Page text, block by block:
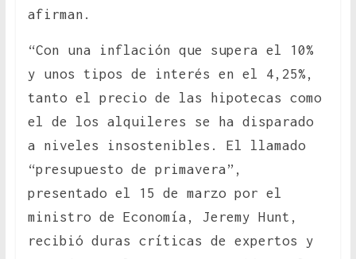
afirman.
“Con una inflación que supera el 10%
y unos tipos de interés en el 4,25%,
tanto el precio de las hipotecas como
el de los alquileres se ha disparado
a niveles insostenibles. El llamado
“presupuesto de primavera”,
presentado el 15 de marzo por el
ministro de Economía, Jeremy Hunt,
recibió duras críticas de expertos y